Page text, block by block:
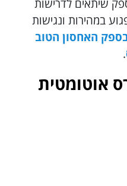
שיתאים לדרישות
במהירות ונגישות
האחסון הטוב
.
אוטומטית